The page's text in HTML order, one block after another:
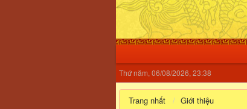
Thứ năm, 06/08/2026, 23:38
Trang nhất Giới thiệu